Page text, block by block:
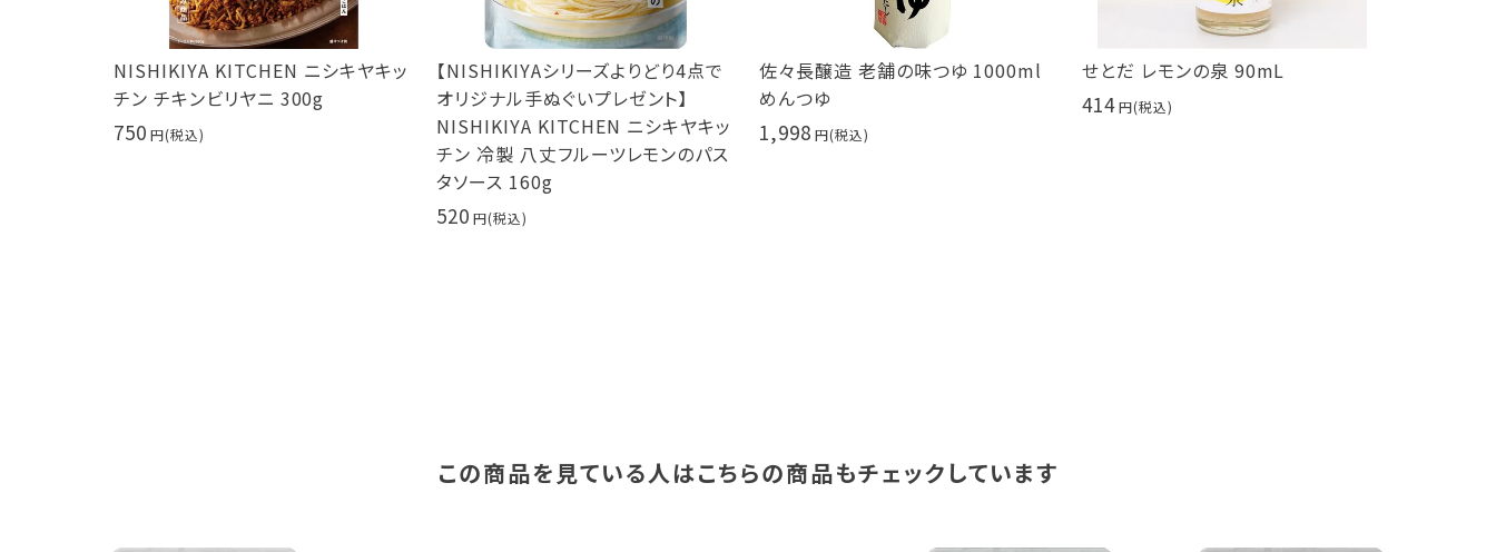
NISHIKIYA KITCHEN ニシキヤキッ
チン チキンビリヤニ 300g
【NISHIKIYAシリーズよりどり4点で
オリジナル手ぬぐいプレゼント】
NISHIKIYA KITCHEN ニシキヤキッ
チン 冷製 八丈フルーツレモンのパス
タソース 160g
佐々長醸造 老舗の味つゆ 1000ml
めんつゆ
1,998
せとだ レモンの泉 90mL
この商品を見ている人はこちらの商品もチェックしています